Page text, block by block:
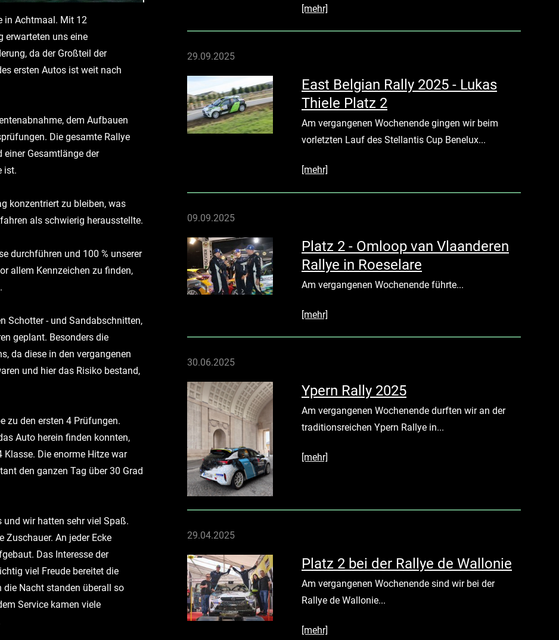
in Achtmaal. Mit 12
erwarteten uns eine
da der Großteil der
ersten Autos ist weit nach
dem Aufbauen
Die gesamte Rallye
Gesamtlänge der
ist.
konzentriert zu bleiben, was
als schwierig herausstellte.
durchführen und 100 % unserer
allem Kennzeichen zu finden,
Schotter - und Sandabschnitten,
geplant. Besonders die
da diese in den vergangenen
und hier das Risiko bestand,
zu den ersten 4 Prüfungen.
Auto herein finden konnten,
Die enorme Hitze war
den ganzen Tag über 30 Grad
wir hatten sehr viel Spaß.
Zuschauer. An jeder Ecke
Das Interesse der
viel Freude bereitet die
Nacht standen überall so
Service kamen viele
[mehr]
29.09.2025
East Belgian Rally 2025 - Lukas
Thiele Platz 2
Am vergangenen Wochenende gingen wir beim
vorletzten Lauf des Stellantis Cup Benelux...
[mehr]
09.09.2025
Platz 2 - Omloop van Vlaanderen
Rallye in Roeselare
Am vergangenen Wochenende führte...
[mehr]
30.06.2025
Ypern Rally 2025
Am vergangenen Wochenende durften wir an der
traditionsreichen Ypern Rallye in...
[mehr]
29.04.2025
Platz 2 bei der Rallye de Wallonie
Am vergangenen Wochenende sind wir bei der
Rallye de Wallonie...
[mehr]